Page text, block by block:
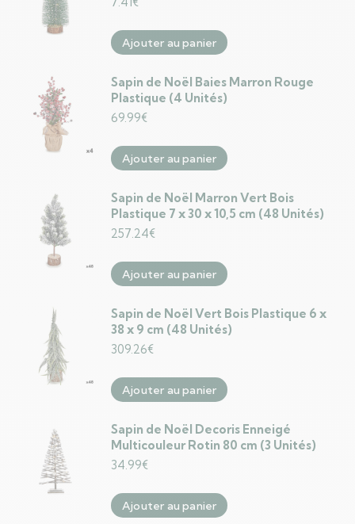
Ajouter au panier
Sapin de Noël Baies Marron Rouge
Plastique (4 Unités)
69.99€
Ajouter au panier
Sapin de Noël Marron Vert Bois
Plastique 7 x 30 x 10,5 cm (48 Unités)
257.24€
Ajouter au panier
Sapin de Noël Vert Bois Plastique 6 x
38 x 9 cm (48 Unités)
309.26€
Ajouter au panier
Sapin de Noël Decoris Enneigé
Multicouleur Rotin 80 cm (3 Unités)
34.99€
Ajouter au panier